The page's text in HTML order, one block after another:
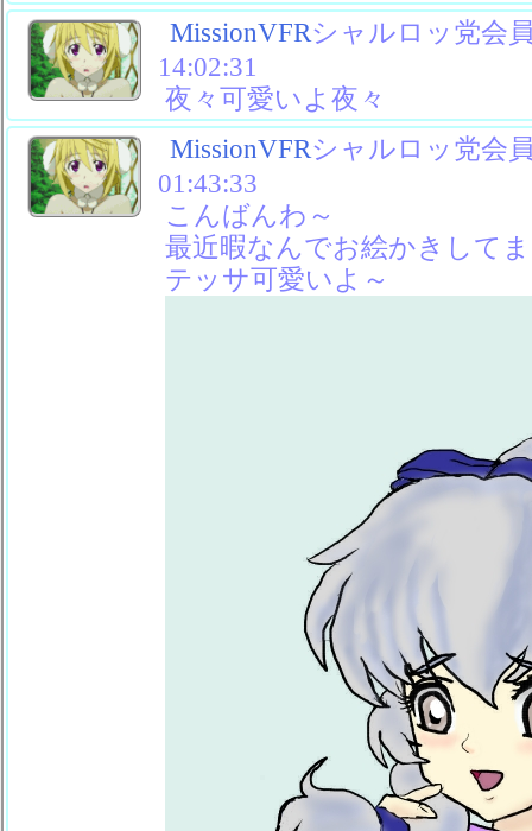
MissionVFRシャルロッ党会
14:02:31
夜々可愛いよ夜々
MissionVFRシャルロッ党会
01:43:33
こんばんわ～
最近暇なんでお絵かきして
テッサ可愛いよ～